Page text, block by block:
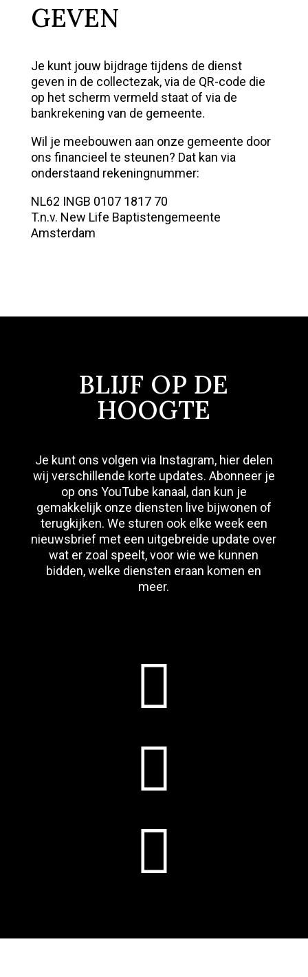
GEVEN
Je kunt jouw bijdrage tijdens de dienst
geven in de collectezak, via de QR-code die
op het scherm vermeld staat of via de
bankrekening van de gemeente.
Wil je meebouwen aan onze gemeente door
ons financieel te steunen? Dat kan via
onderstaand rekeningnummer:
NL62 INGB 0107 1817 70
T.n.v. New Life Baptistengemeente
Amsterdam
BLIJF OP DE
HOOGTE
Je kunt ons volgen via Instagram, hier delen
wij verschillende korte updates. Abonneer je
op ons YouTube kanaal, dan kun je
gemakkelijk onze diensten live bijwonen of
terugkijken. We sturen ook elke week een
nieuwsbrief met een uitgebreide update over
wat er zoal speelt, voor wie we kunnen
bidden, welke diensten eraan komen en
meer.


